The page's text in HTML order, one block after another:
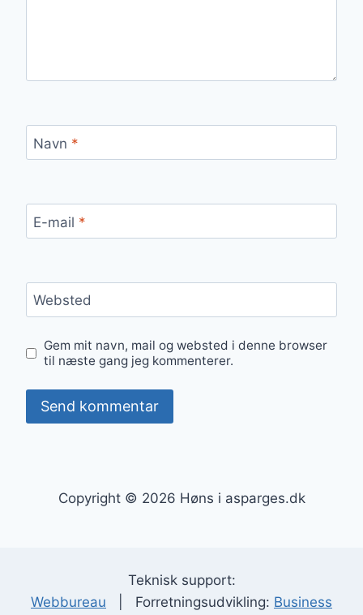
Navn *
E-mail *
Websted
Gem mit navn, mail og websted i denne browser
til næste gang jeg kommenterer.
Copyright © 2026 Høns i asparges.dk
Teknisk support:
Webbureau | Forretningsudvikling: Business